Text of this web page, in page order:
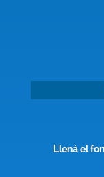
Llená el